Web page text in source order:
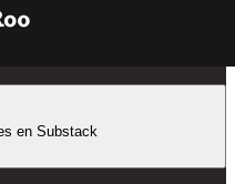
en Substack